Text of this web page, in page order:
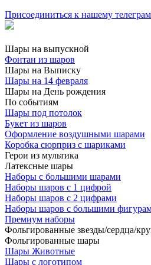
Присоединиться к нашему
Шары на выпускной
Фонтан из шаров
Шары на Выписку
Шары на 14 февраля
Шары на День рождения
По событиям
Шары под потолок
Букет из шаров
Оформление воздушными шарами
Коробка сюрприз с шариками
Герои из мультика
Латексные шары
Наборы с большими шарами
Наборы шаров с 1 цифрой
Наборы шаров с 2 цифрами
Наборы шаров с большими
Премиум наборы
Фольгированные звезды/сердца/
Фольгированные шары
Шары Животные
Шары с логотипом